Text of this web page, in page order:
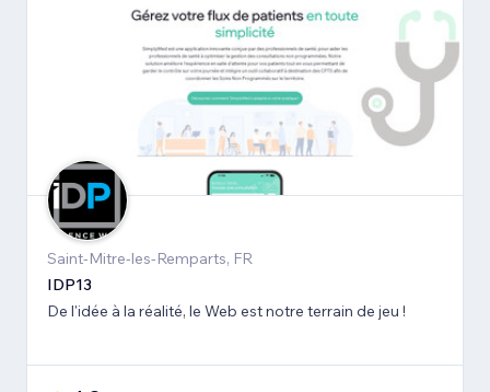
Saint-Mitre-les-Remparts, FR
IDP13
De l'idée à la réalité, le Web est notre terrain de jeu !